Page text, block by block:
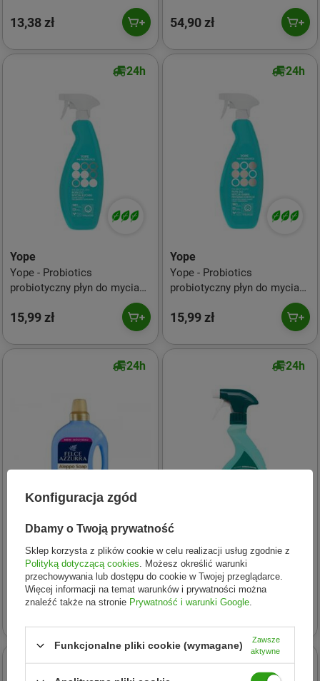
13,38 zł
udrażniania kanalizacji, 250 g
54,90 zł
24h
Yope
Yope - Probiotics
probiotyczny płyn do mycia
15,99 zł
24h
Yope
Yope - Probiotics
probiotyczny płyn do mycia
kabin prysznicowych 500ml
15,99 zł
24h
Felce Azzurra
Płyn do prania Aleppo Soap
1595ml
24h
SANYTOL
SANYTOL Płyn uniwersalny o
zapachu grejpfruta i trawy
cytrynowej 500ml
24h 24h
Konfiguracja zgód
Dbamy o Twoją prywatność
Sklep korzysta z plików cookie w celu realizacji usług zgodnie z
Polityką dotyczącą cookies . Możesz określić warunki
przechowywania lub dostępu do cookie w Twojej przeglądarce.
Więcej informacji na temat warunków i prywatności można
znaleźć także na stronie Prywatność i warunki Google
Funkcjonalne pliki cookie (wymagane)
Zawsze
aktywne